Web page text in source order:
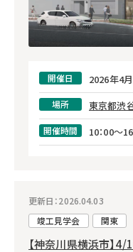
開催日 2026年4月
場所 東京都渋
開催時間 10：00～
更新日：2026.04.03
竣工見学会
関東
【神奈川県横浜市】